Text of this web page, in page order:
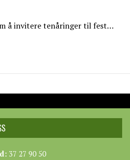
å invitere tenåringer til fest…
37 27 90 50